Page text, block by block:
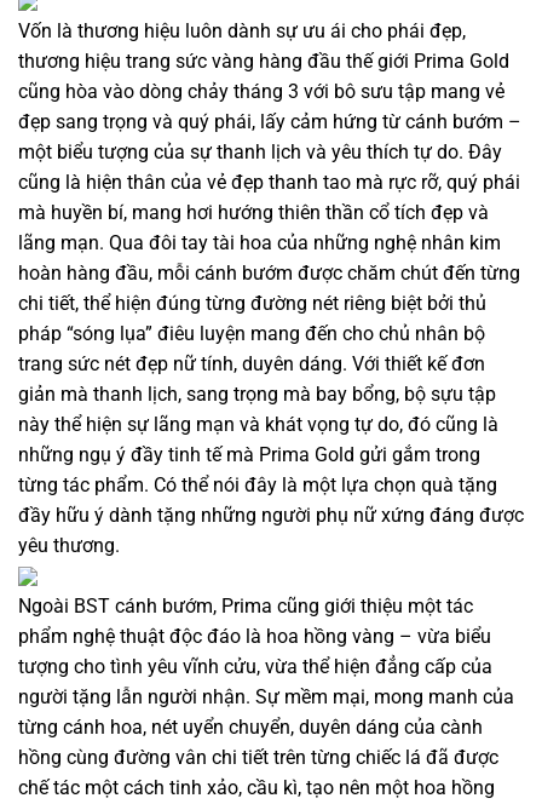
Vốn là thương hiệu luôn dành sự ưu ái cho phái đẹp,
thương hiệu trang sức vàng hàng đầu thế giới Prima Gold
cũng hòa vào dòng chảy tháng 3 với bô sưu tập mang vẻ
đẹp sang trọng và quý phái, lấy cảm hứng từ cánh bướm –
một biểu tượng của sự thanh lịch và yêu thích tự do. Đây
cũng là hiện thân của vẻ đẹp thanh tao mà rực rỡ, quý phái
mà huyền bí, mang hơi hướng thiên thần cổ tích đẹp và
lãng mạn. Qua đôi tay tài hoa của những nghệ nhân kim
hoàn hàng đầu, mỗi cánh bướm được chăm chút đến từng
chi tiết, thể hiện đúng từng đường nét riêng biệt bởi thủ
pháp “sóng lụa” điêu luyện mang đến cho chủ nhân bộ
trang sức nét đẹp nữ tính, duyên dáng. Với thiết kế đơn
giản mà thanh lịch, sang trọng mà bay bổng, bộ sựu tập
này thể hiện sự lãng mạn và khát vọng tự do, đó cũng là
những ngụ ý đầy tinh tế mà Prima Gold gửi gắm trong
từng tác phẩm. Có thể nói đây là một lựa chọn quà tặng
đầy hữu ý dành tặng những người phụ nữ xứng đáng được
yêu thương.
Ngoài BST cánh bướm, Prima cũng giới thiệu một tác
phẩm nghệ thuật độc đáo là hoa hồng vàng – vừa biểu
tượng cho tình yêu vĩnh cửu, vừa thể hiện đẳng cấp của
người tặng lẫn người nhận. Sự mềm mại, mong manh của
từng cánh hoa, nét uyển chuyển, duyên dáng của cành
hồng cùng đường vân chi tiết trên từng chiếc lá đã được
chế tác một cách tinh xảo, cầu kì, tạo nên một hoa hồng